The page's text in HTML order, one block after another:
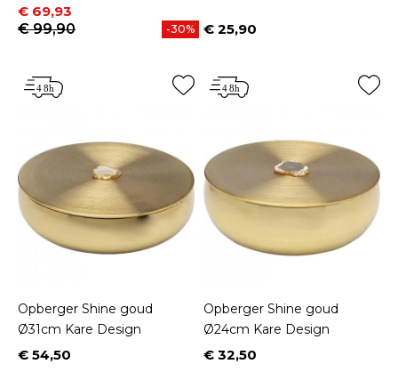
Prijs
€ 69,93
Normale prijs
€ 99,90
-30% Prijs
€ 25,90
Opberger Shine goud
Ø31cm Kare Design
Prijs
€ 54,50
Opberger Shine goud
Ø24cm Kare Design
Prijs
€ 32,50